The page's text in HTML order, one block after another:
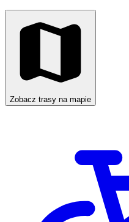
Zobacz trasy na mapie